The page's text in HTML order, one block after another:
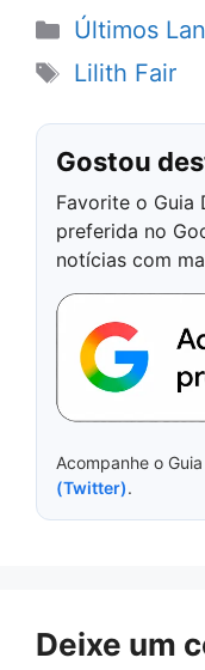
Categorias
Últimos
Tags
Lilith Fair
Gostou
Favorite o Guia
preferida no
notícias com
Acompanhe o
(Twitter).
Deixe um